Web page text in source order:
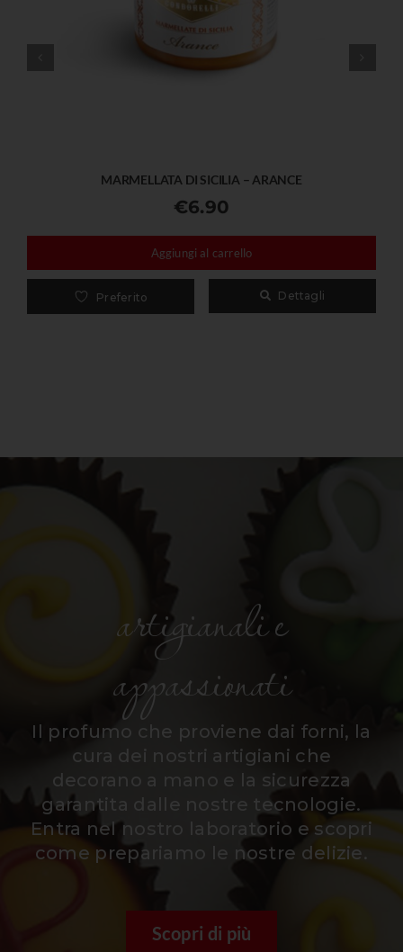
MARMELLATA DI SICILIA – ARANCE
€6.90
Aggiungi al carrello
Preferito Dettagli
artigianali e
appassionati
Il profumo che proviene dai forni, la
cura dei nostri artigiani che
decorano a mano e la sicurezza
garantita dalle nostre tecnologie.
Entra nel nostro laboratorio e scopri
come prepariamo le nostre delizie.
Scopri di più